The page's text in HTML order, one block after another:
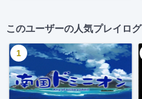
このユーザーの人気プレイログ